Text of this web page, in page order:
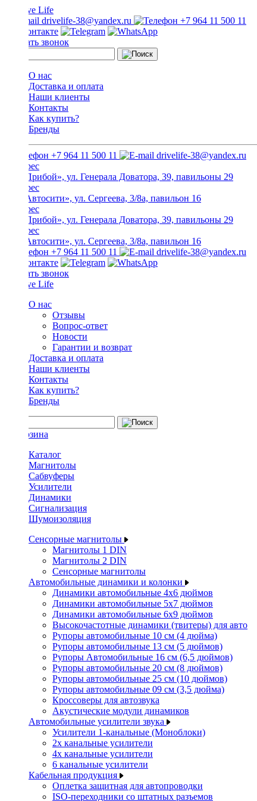
drivelife-38@yandex.ru +7 964 11 500 11
Заказать звонок
О нас
Доставка и оплата
Наши клиенты
Контакты
Как купить?
Бренды
+7 964 11 500 11 drivelife-38@yandex.ru
ТЦ «Прибой», ул. Генерала Доватора, 39, павильоны 29
ТЦ «Автосити», ул. Сергеева, 3/8а, павильон 16
ТЦ «Прибой», ул. Генерала Доватора, 39, павильоны 29
ТЦ «Автосити», ул. Сергеева, 3/8а, павильон 16
+7 964 11 500 11
drivelife-38@yandex.ru
Заказать звонок
О нас
Отзывы
Вопрос-ответ
Новости
Гарантии и возврат
Доставка и оплата
Наши клиенты
Контакты
Как купить?
Бренды
Каталог
Магнитолы
Сабвуферы
Усилители
Динамики
Сигнализация
Шумоизоляция
Сенсорные магнитолы
Магнитолы 1 DIN
Магнитолы 2 DIN
Сенсорные магнитолы
Автомобильные динамики и колонки
Динамики автомобильные 4x6 дюймов
Динамики автомобильные 5x7 дюймов
Динамики автомобильные 6x9 дюймов
Высокочастотные динамики (твитеры) для авто
Рупоры автомобильные 10 см (4 дюйма)
Рупоры автомобильные 13 см (5 дюймов)
Рупоры Автомобильные 16 см (6,5 дюймов)
Рупоры автомобильные 20 см (8 дюймов)
Рупоры автомобильные 25 см (10 дюймов)
Рупоры автомобильные 09 см (3,5 дюйма)
Кроссоверы для автозвука
Акустические модули динамиков
Автомобильные усилители звука
Усилители 1-канальные (Моноблоки)
2х канальные усилители
4х канальные усилители
6 канальные усилители
Кабельная продукция
Оплетка защитная для автопроводки
ISO-переходники со штатных разъемов